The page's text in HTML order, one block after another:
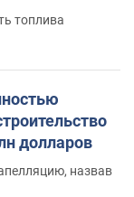
топлива
долларов
назвав